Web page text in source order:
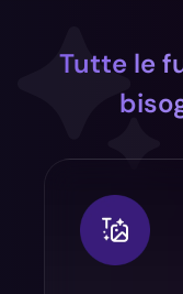
Tutte le